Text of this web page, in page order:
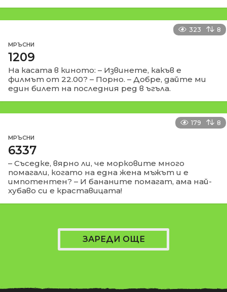
323 8
МРЪСНИ
1209
На касата в киното: – Извинете, какъв е
филмът от 22.00? – Порно. – Добре, дайте ми
един билет на последния ред в ъгъла.
179 8
МРЪСНИ
6337
– Съседке, вярно ли, че морковите много
помагали, когато на една жена мъжът и е
импотентен? – И бананите помагат, ама най-
хубаво си е краставицата!
ЗАРЕДИ ОЩЕ